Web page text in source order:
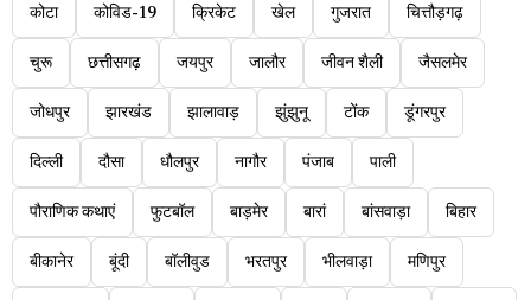
कोटा कोविड-19 क्रिकेट खेल गुजरात चित्तौड़गढ़
चुरू छत्तीसगढ़ जयपुर जालौर जीवन शैली जैसलमेर
जोधपुर झारखंड झालावाड़ झुंझुनू टोंक डूंगरपुर
दिल्ली दौसा धौलपुर नागौर पंजाब पाली
पौराणिक कथाएं फुटबॉल बाड़मेर बारां बांसवाड़ा बिहार
बीकानेर बूंदी बॉलीवुड भरतपुर भीलवाड़ा मणिपुर